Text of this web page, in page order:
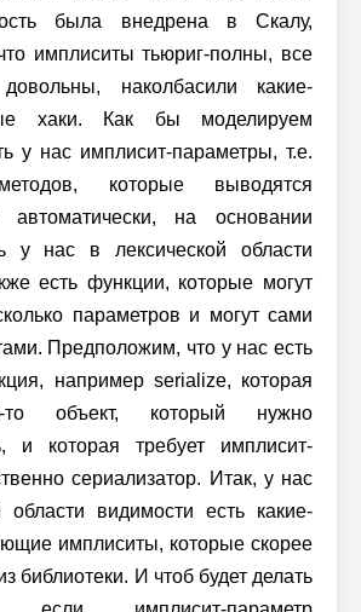
была внедрена в Скалу,
имплиситы тьюриг-полны, все
наколбасили какие-
хаки. Как бы моделируем
у нас имплисит-параметры, т.е.
которые выводятся
автоматически, на основании
у нас в лексической области
есть функции, которые могут
параметров и могут сами
Предположим, что у нас есть
например serialize, которая
то объект, который нужно
и которая требует имплисит-
сериализатор. Итак, у нас
области видимости есть какие-
имплиситы, которые скорее
библиотеки. И чтоб будет делать